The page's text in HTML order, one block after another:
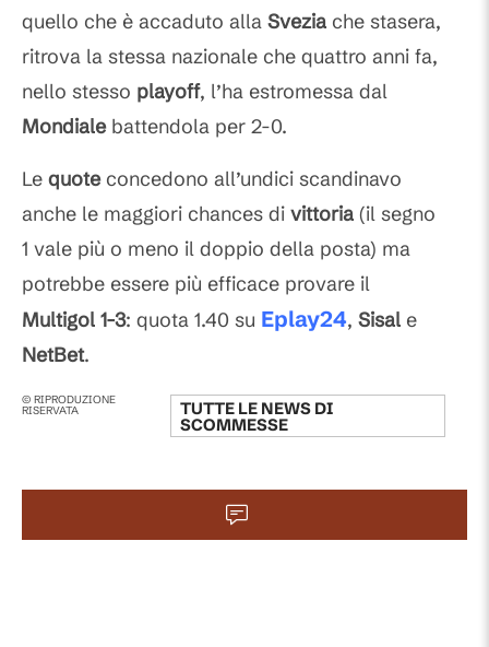
quello che è accaduto alla Svezia che stasera,
ritrova la stessa nazionale che quattro anni fa,
nello stesso playoff, l’ha estromessa dal
Mondialebattendola per 2-0.
Le quoteconcedono all’undici scandinavo
anche le maggiori chances di vittoria (il segno
1 vale più o meno il doppio della posta) ma
potrebbe essere più efficace provare il
Multigol 1-3: quota 1.40 su Eplay24, Sisal e
NetBet.
© RIPRODUZIONE
RISERVATA TUTTE LE NEWS DI
SCOMMESSE